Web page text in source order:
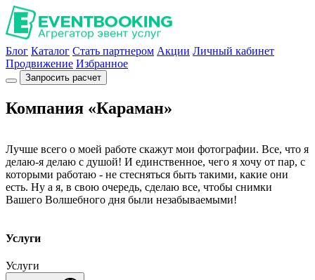
Блог Каталог Стать партнером Акции Личный кабинет
Продвижение Избранное
Запросить расчет
Компания «Караман»
Лучше всего о моей работе скажут мои фотографии. Все, что я
делаю-я делаю с душой! И единственное, чего я хочу от пар, с
которыми работаю - не стесняться быть такими, какие они
есть. Ну а я, в свою очередь, сделаю все, чтобы снимки
Вашего Волшебного дня были незабываемыми!
Услуги
Услуги